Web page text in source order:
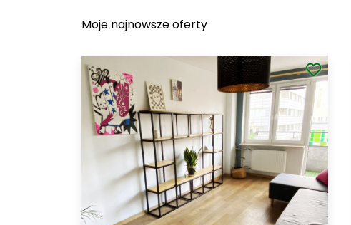
Moje najnowsze oferty